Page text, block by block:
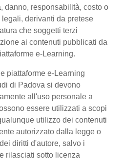
danno, responsabilità, costo o
derivanti da pretese
che soggetti terzi
ai contenuti pubblicati da
e-Learning.
piattaforme e-Learning
di Padova si devono
all'uso personale a
essere utilizzati a scopi
utilizzo dei contenuti
autorizzato dalla legge o
diritti d'autore, salvo i
rilasciati sotto licenza